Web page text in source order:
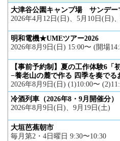
大津谷公園キャンプ場 サンデー
2026年4月12日(日)、5月10日(日)
明和電機★UMEツアー2026
2026年8月9日(日) 15:00〜 (開場
【事前予約制】夏の工作体験6「
−養老山の麓で作る 四季を奏でる
2026年8月9日(日) (1)10:00〜
冷酒列車（2026年8・9月開催分）
2026年8月9日(日)、9月19日(土)
大垣芭蕉朝市
毎月第2・4日曜日 9:30〜10:30